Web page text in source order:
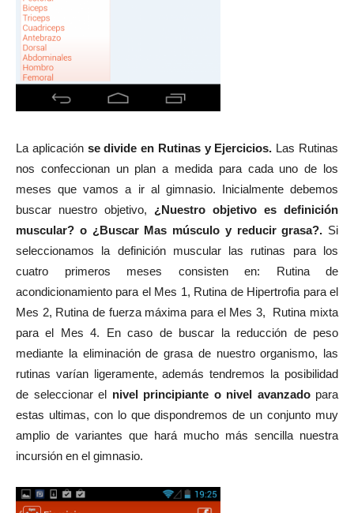
La aplicación se divide en Rutinas y Ejercicios. Las Rutinas
nos confeccionan un plan a medida para cada uno de los
meses que vamos a ir al gimnasio. Inicialmente debemos
buscar nuestro objetivo, ¿Nuestro objetivo es definición
muscular? o ¿Buscar Mas músculo y reducir grasa?. Si
seleccionamos la definición muscular las rutinas para los
cuatro primeros meses consisten en: Rutina de
acondicionamiento para el Mes 1, Rutina de Hipertrofia para el
Mes 2, Rutina de fuerza máxima para el Mes 3, Rutina mixta
para el Mes 4. En caso de buscar la reducción de peso
mediante la eliminación de grasa de nuestro organismo, las
rutinas varían ligeramente, además tendremos la posibilidad
de seleccionar el nivel principiante o nivel avanzadopara
estas ultimas, con lo que dispondremos de un conjunto muy
amplio de variantes que hará mucho más sencilla nuestra
incursión en el gimnasio.